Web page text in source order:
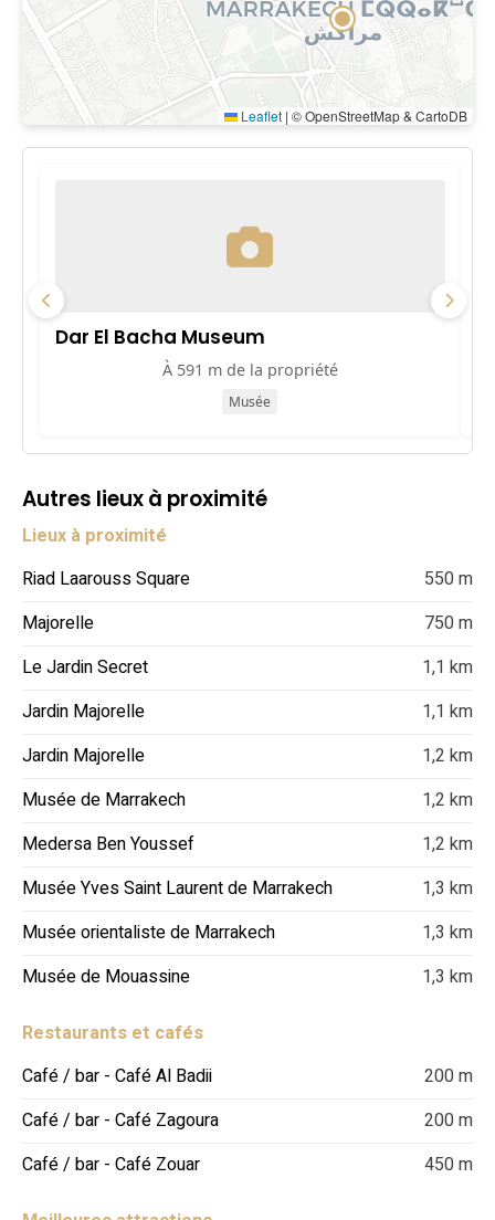
Leaflet | © OpenStreetMap & CartoDB
Dar El Bacha Museum
À 591 m de la propriété
Musée
Autres lieux à proximité
Lieux à proximité
Riad Laarouss Square
550 m
Majorelle
750 m
Le Jardin Secret
1,1 km
Jardin Majorelle
1,1 km
Jardin Majorelle
1,2 km
Musée de Marrakech
1,2 km
Medersa Ben Youssef
1,2 km
Musée Yves Saint Laurent de Marrakech
1,3 km
Musée orientaliste de Marrakech
1,3 km
Musée de Mouassine
1,3 km
Restaurants et cafés
Café / bar - Café Al Badii
200 m
Café / bar - Café Zagoura
200 m
Café / bar - Café Zouar
450 m